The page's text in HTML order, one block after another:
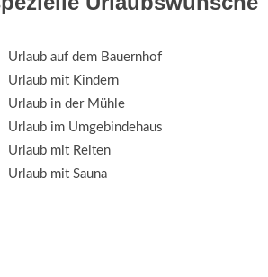
Urlaub auf dem Bauernhof
Urlaub mit Kindern
Urlaub in der Mühle
Urlaub im Umgebindehaus
Urlaub mit Reiten
Urlaub mit Sauna